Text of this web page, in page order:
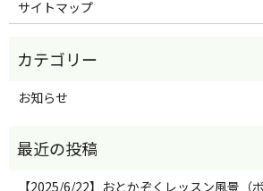
サイトマップ
お知らせ
【2025/6/22】おとかぞくレッスン風景（